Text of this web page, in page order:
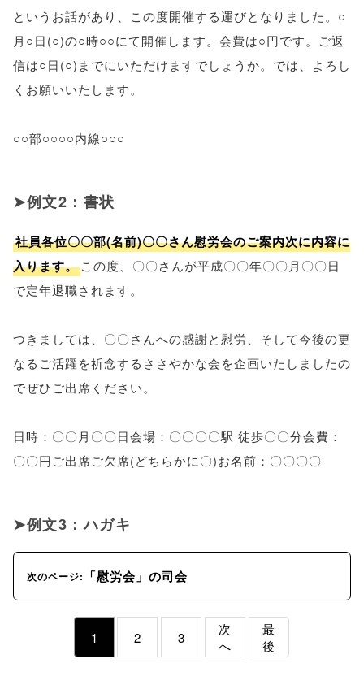
というお話があり、この度開催する運びとなりました。○
月○日(○)の○時○○にて開催します。会費は○円です。ご返
信は○日(○)までにいただけますでしょうか。では、よろし
くお願いいたします。
○○部○○○○内線○○○
例文2：書状
社員各位〇〇部(名前)〇〇さん慰労会のご案内次に内容に
入ります。 この度、〇〇さんが平成〇〇年〇〇月〇〇日
で定年退職されます。
つきましては、〇〇さんへの感謝と慰労、そして今後の更
なるご活躍を祈念するささやかな会を企画いたしましたの
でぜひご出席ください。
日時：〇〇月〇〇日会場：〇〇〇〇駅 徒歩〇〇分会費：
〇〇円ご出席ご欠席(どちらかに〇)お名前：〇〇〇〇
例文3：ハガキ
次のページ: 「慰労会」の司会
1 2 3
次
へ
最
後